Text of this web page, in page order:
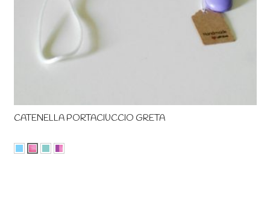
CATENELLA PORTACIUCCIO GRETA